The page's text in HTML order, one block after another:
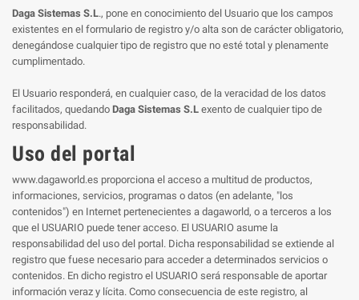
Daga Sistemas S.L., pone en conocimiento del Usuario que los campos
existentes en el formulario de registro y/o alta son de carácter obligatorio,
denegándose cualquier tipo de registro que no esté total y plenamente
cumplimentado.
El Usuario responderá, en cualquier caso, de la veracidad de los datos
facilitados, quedando Daga Sistemas S.L exento de cualquier tipo de
responsabilidad.
Uso del portal
www.dagaworld.es proporciona el acceso a multitud de productos,
informaciones, servicios, programas o datos (en adelante, "los
contenidos") en Internet pertenecientes a dagaworld, o a terceros a los
que el USUARIO puede tener acceso. El USUARIO asume la
responsabilidad del uso del portal. Dicha responsabilidad se extiende al
registro que fuese necesario para acceder a determinados servicios o
contenidos. En dicho registro el USUARIO será responsable de aportar
información veraz y lícita. Como consecuencia de este registro, al